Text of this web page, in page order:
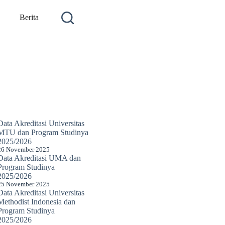
Berita
Akreditasi Universitas
dan Program Studinya
2026
November 2025
Akreditasi UMA dan
Studinya
2026
November 2025
Akreditasi Universitas
Indonesia dan
Studinya
2026